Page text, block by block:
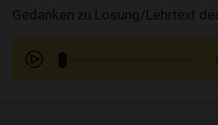
AUDIOTHEK
PROGRAMM
Gedanken zu Losung/Lehrtext